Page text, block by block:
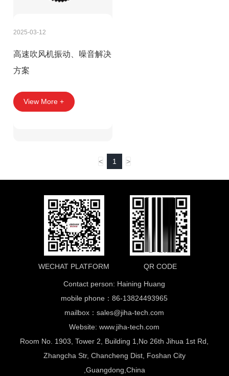
2025-03-12
高速吹风机振动、噪音解决
方案
View More +
< 1 >
WECHAT PLATFORM QR CODE
Contact person: Haining Huang
mobile phone：86-13824493965
mailbox：sales@jiha-tech.com
Website: www.jiha-tech.com
Room No. 1903, Tower 2, Building 1,No 26th Jihua 1st Rd,
Zhangcha Str, Chancheng Dist, Foshan City
,Guangdong,China